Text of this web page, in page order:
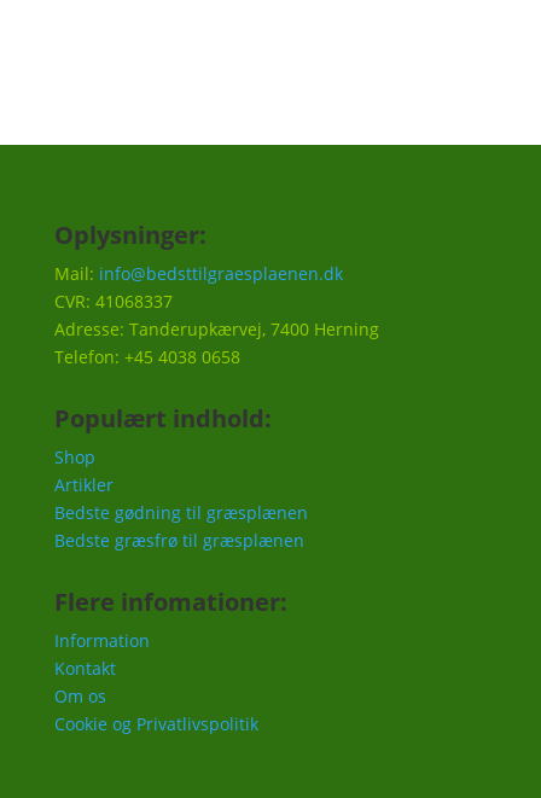
Oplysninger:
Mail: info@bedsttilgraesplaenen.dk
CVR: 41068337
Adresse: Tanderupkærvej, 7400 Herning
Telefon: +45 4038 0658
Populært indhold:
Shop
Artikler
Bedste gødning til græsplænen
Bedste græsfrø til græsplænen
Flere infomationer:
Information
Kontakt
Om os
Cookie og Privatlivspolitik